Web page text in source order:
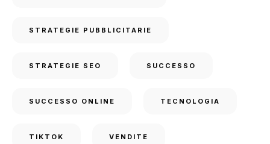
STRATEGIE PUBBLICITARIE
STRATEGIE SEO SUCCESSO
SUCCESSO ONLINE TECNOLOGIA
TIKTOK VENDITE